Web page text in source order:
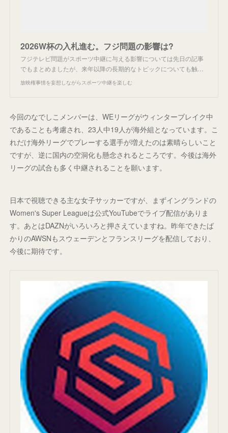
2026W杯の入札進む。フジ問題の影響は?
フジテレビ問題がスポーツ中継に与える影響については先日の記事
でもまとめましたが、来年以降の長期的なトピックについても触…
放映権事情を妄想しながらスポーツ中継を楽しむ
今回のなでしこメンバーは、WEリーグがウィンターブレイク中
であることも考慮され、23人中19人が海外組となっています。こ
れだけ海外リーグでプレーする選手が増えたのは素晴らしいこと
ですが、逆に国内の空洞化も懸念されるところです。今後は海外
リーグの試合も多く中継されることを願います。
日本で視聴できる主な女子サッカーですが、まずイングランドの
Women's Super Leagueは公式YouTubeでライブ配信がありま
す。あとはDAZNがいろいろと押さえていますね。昨年できたば
かりのAWSNもスウェーデンとフランスリーグを配信しており、
今後に期待です。